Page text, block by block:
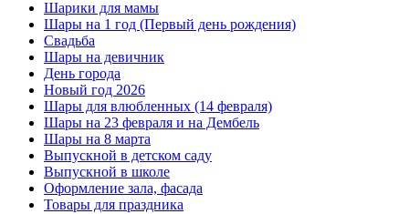
Шарики для мамы
Шары на 1 год (Первый день рождения)
Свадьба
Шары на девичник
День города
Новый год 2026
Шары для влюбленных (14 февраля)
Шары на 23 февраля и на Дембель
Шары на 8 марта
Выпускной в детском саду
Выпускной в школе
Оформление зала, фасада
Товары для праздника